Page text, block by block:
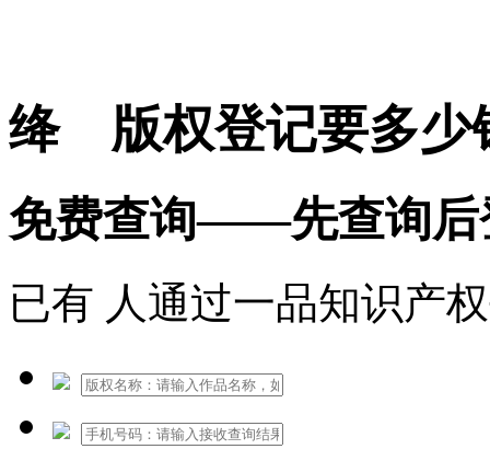
绛 版权登记要多少
免费查询——先查询后
已有 人通过一品知识产